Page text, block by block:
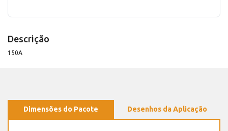
Descrição
150A
Dimensões do Pacote Desenhos da Aplicação